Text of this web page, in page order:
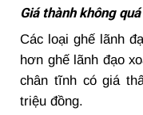
Giá thành không
Các loại ghế lãnh
hơn ghế lãnh đạo
chân tĩnh có giá
triệu đồng.